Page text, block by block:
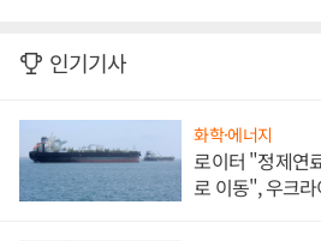
인기기사
화학·에너지
로이터 "정제연
로 이동", 우크